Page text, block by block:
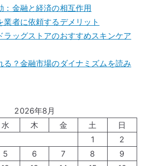
：金融と経済の相互作用
者に依頼するデメリット
ラッグストアのおすすめスキンケア
る？金融市場のダイナミズムを読み
2026年8月
水 木 金 土
日
1
2
5 6 7 8
9